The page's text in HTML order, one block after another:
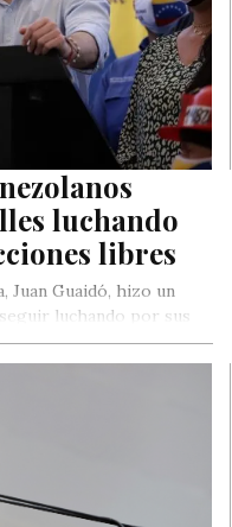
luchando
libres
Juan Guaidó, hizo un
luchando por sus